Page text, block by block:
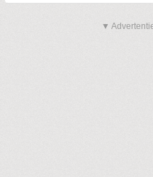
▼